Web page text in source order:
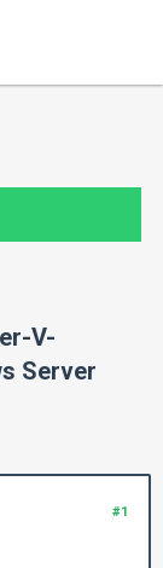
V-
Server
#1